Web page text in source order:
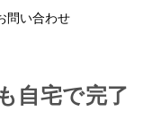
問い合わせ
自宅で完了